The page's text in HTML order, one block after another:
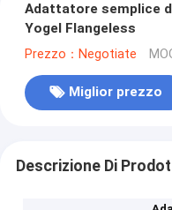
Adattatore semplice
Yogel Flangeless
Prezzo：Negotiate
Miglior prezzo
Descrizione Di